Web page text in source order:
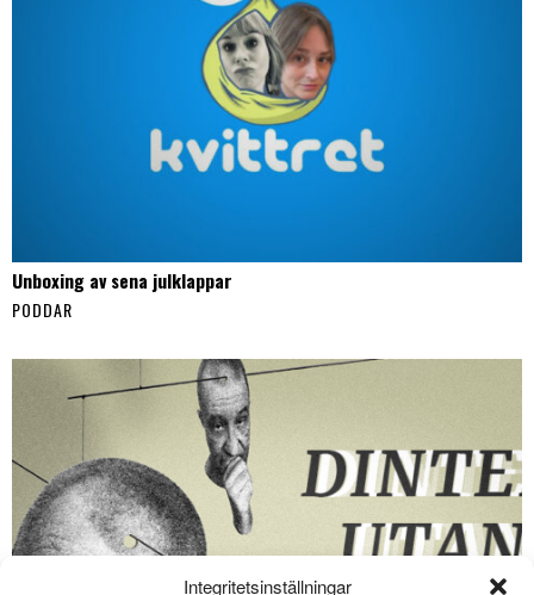
Integritetsinställningar
Unboxing av sena julklappar
PODDAR